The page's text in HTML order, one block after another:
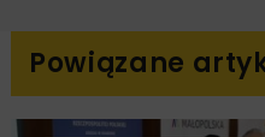
Powiązane